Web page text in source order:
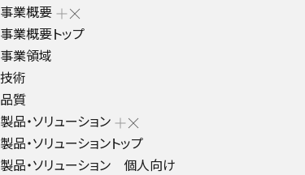
事業概要
事業概要トップ
事業領域
技術
品質
製品・ソリューション
製品・ソリューショントップ
製品・ソリューション 個人向け